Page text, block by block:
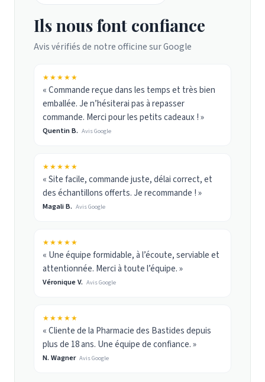
Ils nous font confiance
Avis vérifiés de notre officine sur Google
★★★★★
« Commande reçue dans les temps et très bien
emballée. Je n’hésiterai pas à repasser
commande. Merci pour les petits cadeaux ! »
Quentin B. Avis Google
★★★★★
« Site facile, commande juste, délai correct, et
des échantillons offerts. Je recommande ! »
Magali B. Avis Google
★★★★★
« Une équipe formidable, à l’écoute, serviable et
attentionnée. Merci à toute l’équipe. »
Véronique V. Avis Google
★★★★★
« Cliente de la Pharmacie des Bastides depuis
plus de 18 ans. Une équipe de confiance. »
N. Wagner Avis Google